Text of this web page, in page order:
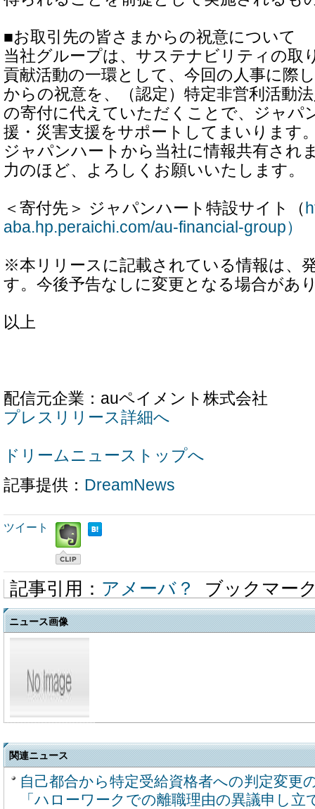
■お取引先の皆さまからの祝意について
当社グループは、サステナビリティの取
貢献活動の一環として、今回の人事に際
からの祝意を、（認定）特定非営利活動
の寄付に代えていただくことで、ジャパ
援・災害支援をサポートしてまいります
ジャパンハートから当社に情報共有され
力のほど、よろしくお願いいたします。
＜寄付先＞ ジャパンハート特設サイト（
aba.hp.peraichi.com/au-financial-group）
※本リリースに記載されている情報は、
す。今後予告なしに変更となる場合があ
以上
配信元企業：auペイメント株式会社
プレスリリース詳細へ
ドリームニューストップへ
記事提供： DreamNews
ツイート
記事引用： アメーバ？ ブックマー
ニュース画像
関連ニュース
自己都合から特定受給資格者への判定変更
「ハローワークでの離職理由の異議申し立